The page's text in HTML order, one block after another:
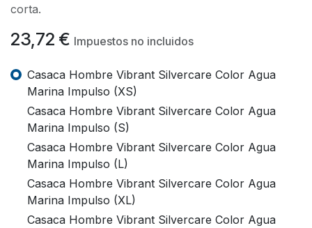
corta.
23,72 € Impuestos no incluidos
Casaca Hombre Vibrant Silvercare Color Agua
Marina Impulso (XS)
Casaca Hombre Vibrant Silvercare Color Agua
Marina Impulso (S)
Casaca Hombre Vibrant Silvercare Color Agua
Marina Impulso (L)
Casaca Hombre Vibrant Silvercare Color Agua
Marina Impulso (XL)
Casaca Hombre Vibrant Silvercare Color Agua